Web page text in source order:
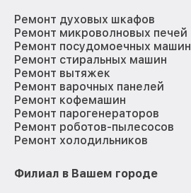
Ремонт духовых шкафов
Ремонт микроволновых печей
Ремонт посудомоечных машин
Ремонт стиральных машин
Ремонт вытяжек
Ремонт варочных панелей
Ремонт кофемашин
Ремонт парогенераторов
Ремонт роботов-пылесосов
Ремонт холодильников
Филиал в Вашем городе